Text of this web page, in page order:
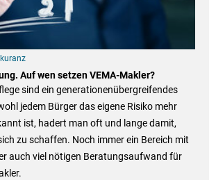
Auf wen setzen VEMA-Makler?
sind ein generationenübergreifendes
jedem Bürger das eigene Risiko mehr
ist, hadert man oft und lange damit,
zu schaffen. Noch immer ein Bereich mit
auch viel nötigen Beratungsaufwand für